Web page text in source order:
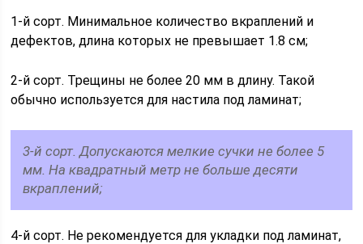
1-й сорт. Минимальное количество вкраплений и
дефектов, длина которых не превышает 1.8 см;
2-й сорт. Трещины не более 20 мм в длину. Такой
обычно используется для настила под ламинат;
3-й сорт. Допускаются мелкие сучки не более 5
мм. На квадратный метр не больше десяти
вкраплений;
4-й сорт. Не рекомендуется для укладки под ламинат,